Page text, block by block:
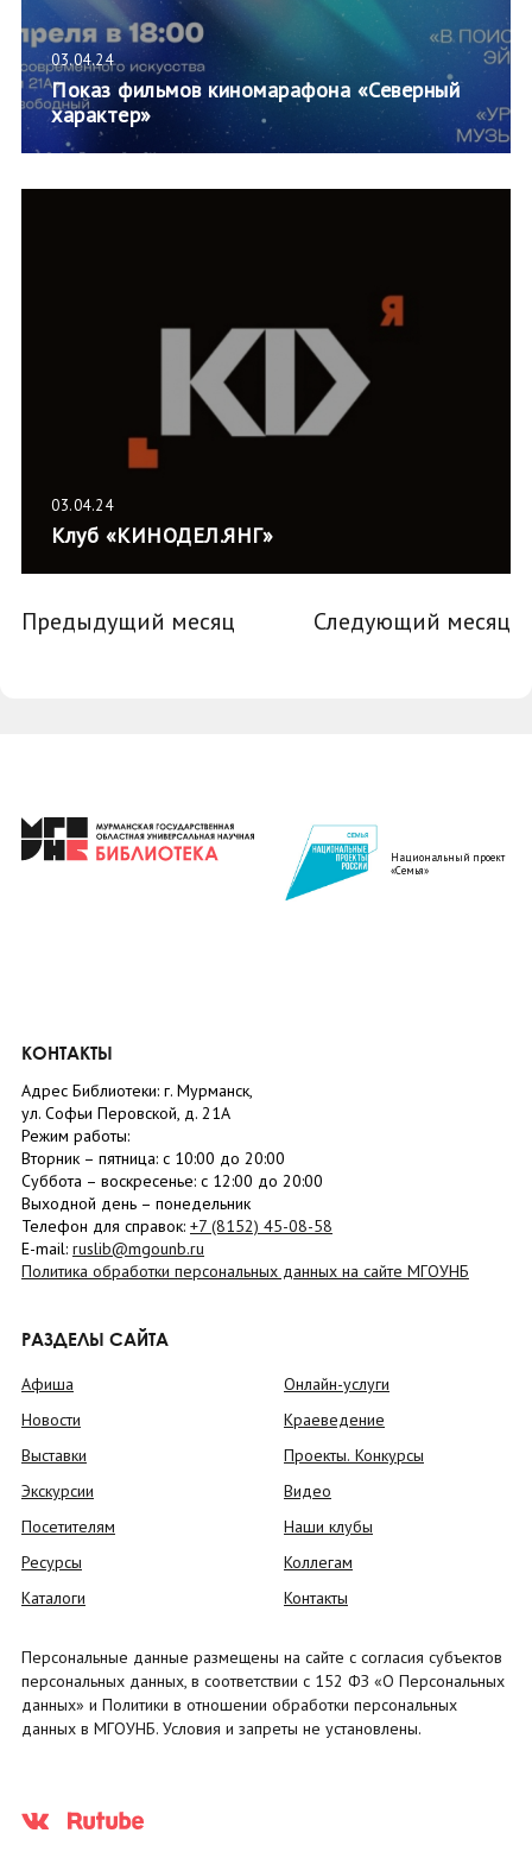
03.04.24
Показ фильмов киномарафона «Северный
характер»
03.04.24
Клуб «КИНОДЕЛ.ЯНГ»
Предыдущий месяц Следующий месяц
Национальный проект
«Семья»
КОНТАКТЫ
Адрес Библиотеки: г. Мурманск,
ул. Софьи Перовской, д. 21А
Режим работы:
Вторник – пятница: с 10:00 до 20:00
Суббота – воскресенье: c 12:00 до 20:00
Выходной день – понедельник
Телефон для справок: +7 (8152) 45-08-58
E-mail: ruslib@mgounb.ru
Политика обработки персональных данных на сайте МГОУНБ
РАЗДЕЛЫ САЙТА
Афиша
Новости
Выставки
Экскурсии
Посетителям
Ресурсы
Каталоги
Онлайн-услуги
Краеведение
Проекты. Конкурсы
Видео
Наши клубы
Коллегам
Контакты
Персональные данные размещены на сайте с согласия субъектов
персональных данных, в соответствии с 152 ФЗ «О Персональных
данных» и Политики в отношении обработки персональных
данных в МГОУНБ. Условия и запреты не установлены.